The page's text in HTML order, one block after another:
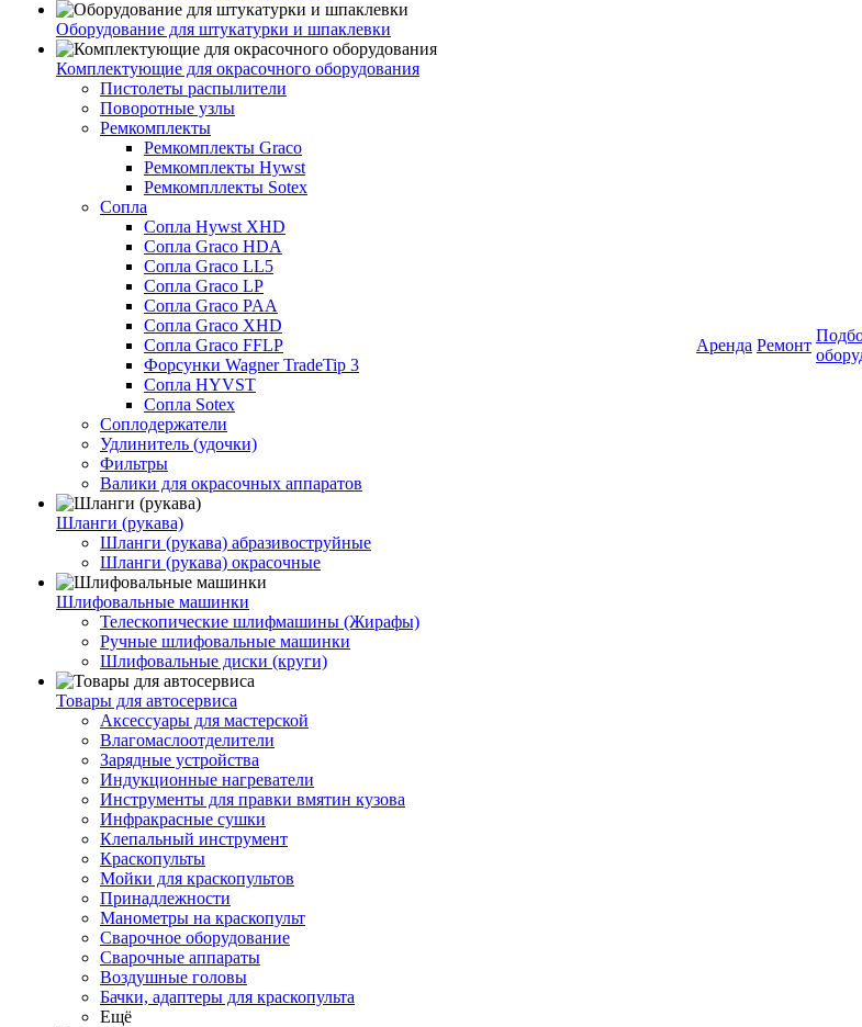
Оборудование для штукатурки и шпаклевки
Комплектующие для окрасочного оборудования
Пистолеты распылители
Поворотные узлы
Ремкомплекты
Ремкомплекты Graco
Ремкомплекты Hywst
Ремкомпллекты Sotex
Сопла
Сопла Hywst XHD
Сопла Graco HDA
Сопла Graco LL5
Сопла Graco LP
Сопла Graco PAA
Сопла Graco XHD
Сопла Graco FFLP
Форсунки Wagner TradeTip 3
Сопла HYVST
Сопла Sotex
Соплодержатели
Удлинитель (удочки)
Фильтры
Валики для окрасочных аппаратов
Шланги (рукава)
Шланги (рукава) абразивоструйные
Шланги (рукава) окрасочные
Шлифовальные машинки
Телескопические шлифмашины (Жирафы)
Ручные шлифовальные машинки
Шлифовальные диски (круги)
Товары для автосервиса
Аксессуары для мастерской
Влагомаслоотделители
Зарядные устройства
Индукционные нагреватели
Инструменты для правки вмятин кузова
Инфракрасные сушки
Клепальный инструмент
Краскопульты
Мойки для краскопультов
Принадлежности
Манометры на краскопульт
Сварочное оборудование
Сварочные аппараты
Воздушные головы
Бачки, адаптеры для краскопульта
Ещё
Аренда Ремонт